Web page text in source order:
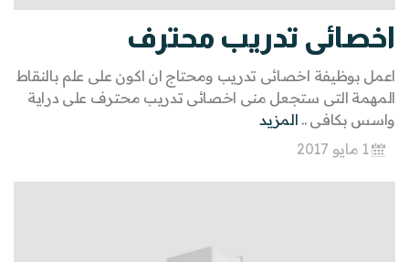
اخصائى تدريب محترف
اعمل بوظيفة اخصائى تدريب ومحتاج ان اكون على علم بالنقاط
المهمة التى ستجعل منى اخصائى تدريب محترف على دراية
واسس بكافى .. المزيد
1 مايو 2017